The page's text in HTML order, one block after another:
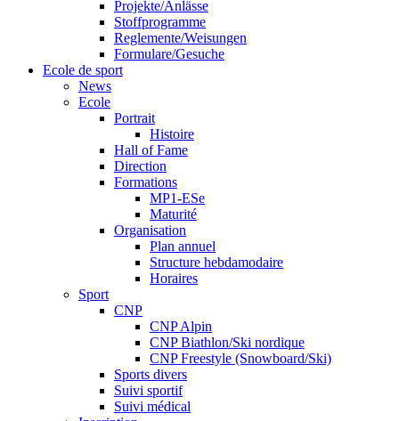
Projekte/Anlässe
Stoffprogramme
Reglemente/Weisungen
Formulare/Gesuche
Ecole de sport
News
Ecole
Portrait
Histoire
Hall of Fame
Direction
Formations
MP1-ESe
Maturité
Organisation
Plan annuel
Structure hebdamodaire
Horaires
Sport
CNP
CNP Alpin
CNP Biathlon/Ski nordique
CNP Freestyle (Snowboard/Ski)
Sports divers
Suivi sportif
Suivi médical